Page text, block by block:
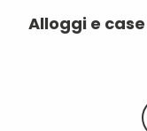
Alloggi e